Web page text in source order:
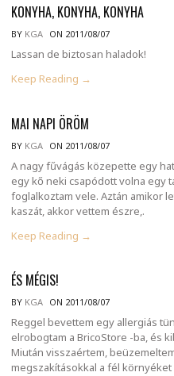
KONYHA, KONYHA, KONYHA
BY KGA ON 2011/08/07
Lassan de biztosan haladok!
Keep Reading →
MAI NAPI ÖRÖM
BY KGA ON 2011/08/07
A nagy fűvágás közepette egy
egy kő neki csapódott volna egy
foglalkoztam vele. Aztán amikor
kaszát, akkor vettem észre,.
Keep Reading →
ÉS MÉGIS!
BY KGA ON 2011/08/07
Reggel bevettem egy allergiás
elrobogtam a BricoStore -ba, és
Miután visszaértem,
megszakításokkal a fél környéket